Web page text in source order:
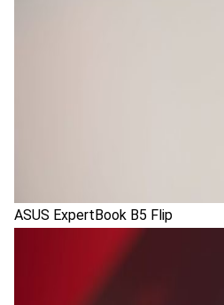
ASUS ExpertBook B5 Flip